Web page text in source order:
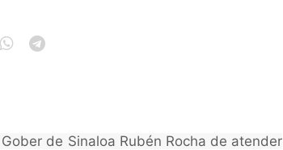
de Sinaloa Rubén Rocha de atender